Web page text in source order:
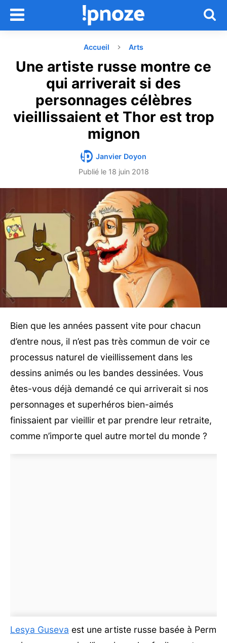
Accueil Arts
Une artiste russe montre ce
qui arriverait si des
personnages célèbres
vieillissaient et Thor est trop
mignon
Janvier Doyon
Publié le 18 juin 2018
Bien que les années passent vite pour chacun
d’entre nous, il n’est pas très commun de voir ce
processus naturel de vieillissement dans les
dessins animés ou les bandes dessinées. Vous
êtes-vous déjà demandé ce qui arriverait si nos
personnages et superhéros bien-aimés
finissaient par vieillir et par prendre leur retraite,
comme n’importe quel autre mortel du monde ?
Lesya Guseva est une artiste russe basée à Perm